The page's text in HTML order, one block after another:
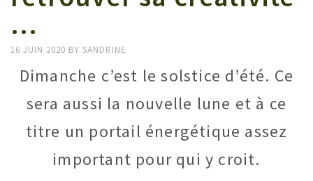
…
16 JUIN 2020 BY SANDRINE
Dimanche c’est le solstice d’été. Ce
sera aussi la nouvelle lune et à ce
titre un portail énergétique assez
important pour qui y croit.